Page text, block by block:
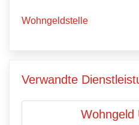
Wohngeldstelle
Verwandte
Wohngeld